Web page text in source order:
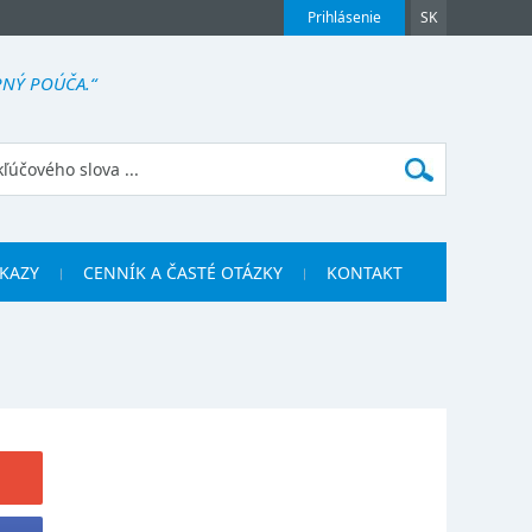
Prihlásenie SK
POÚČA.“
CENNÍK A ČASTÉ OTÁZKY KONTAKT